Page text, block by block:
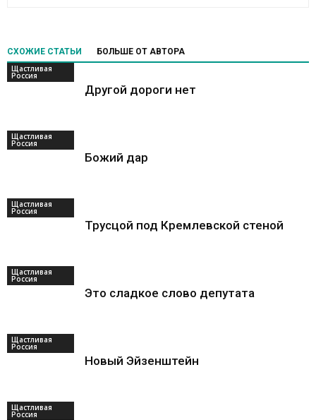
СХОЖИЕ СТАТЬИ
БОЛЬШЕ ОТ АВТОРА
Щастливая
Россия
Другой дороги нет
Щастливая
Россия
Божий дар
Щастливая
Россия
Трусцой под Кремлевской стеной
Щастливая
Россия
Это сладкое слово депутата
Щастливая
Россия
Новый Эйзенштейн
Щастливая
Россия